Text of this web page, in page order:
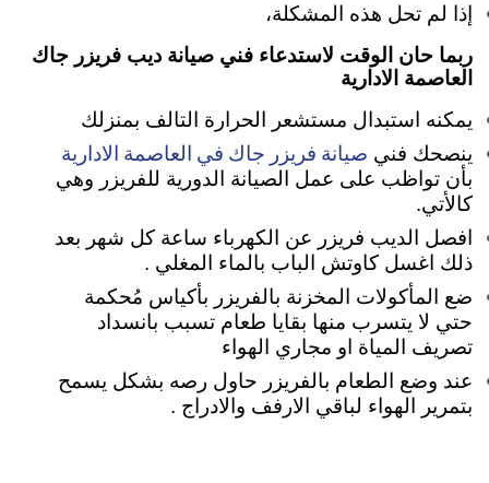
إذا لم تحل هذه المشكلة،
ربما حان الوقت لاستدعاء فني صيانة ديب فريزر جاك
العاصمة الادارية
يمكنه استبدال مستشعر الحرارة التالف بمنزلك
ينصحك فني صيانة فريزر جاك في العاصمة الادارية
بأن تواظب على عمل الصيانة الدورية للفريزر وهي
كالأتي.
افصل الديب فريزر عن الكهرباء ساعة كل شهر بعد
ذلك اغسل كاوتش الباب بالماء المغلي .
ضع المأكولات المخزنة بالفريزر بأكياس مُحكمة
حتي لا يتسرب منها بقايا طعام تسبب بانسداد
تصريف المياة او مجاري الهواء
عند وضع الطعام بالفريزر حاول رصه بشكل يسمح
بتمرير الهواء لباقي الارفف والادراج .